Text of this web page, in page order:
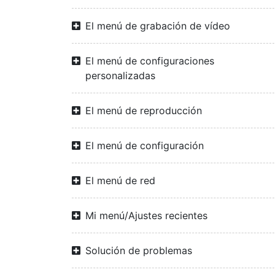
El menú de grabación de vídeo
El menú de configuraciones
personalizadas
El menú de reproducción
El menú de configuración
El menú de red
Mi menú/Ajustes recientes
Solución de problemas